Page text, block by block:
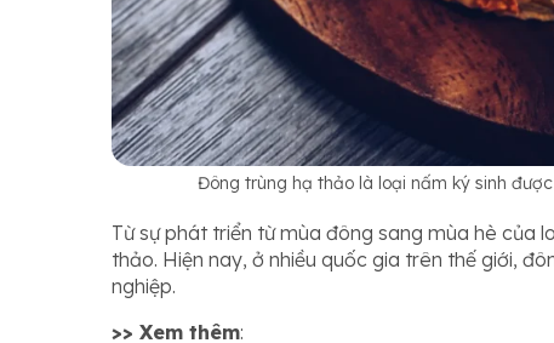
Đông trùng hạ thảo là loại nấm ký sinh
Từ sự phát triển từ mùa đông sang mùa hè của
thảo. Hiện nay, ở nhiều quốc gia trên thế giới,
nghiệp.
>> Xem thêm: